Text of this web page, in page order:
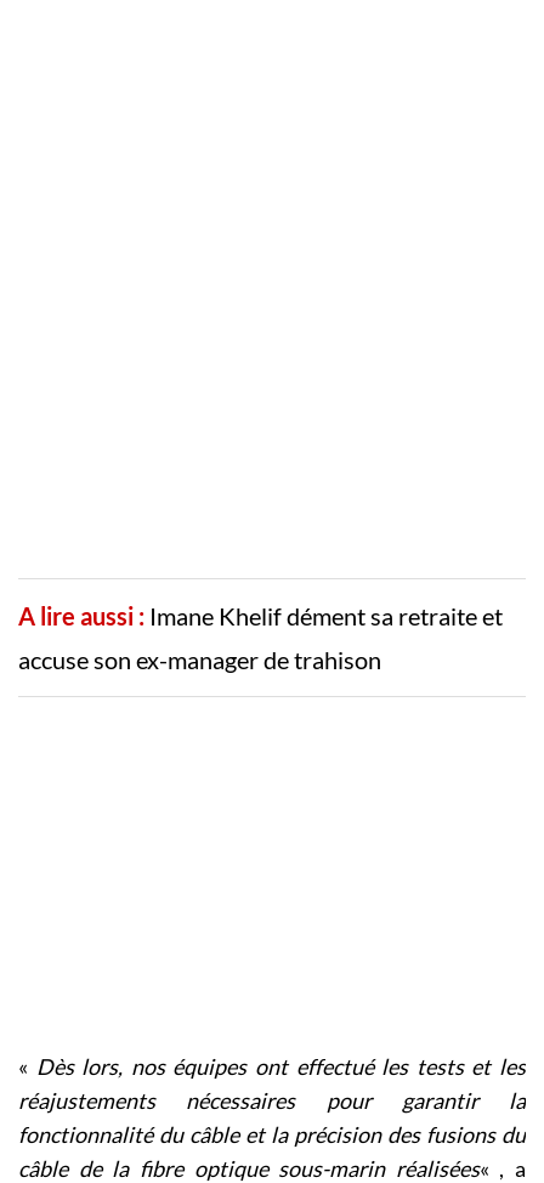
A lire aussi : Imane Khelif dément sa retraite et
accuse son ex-manager de trahison
« Dès lors, nos équipes ont effectué les tests et les
réajustements nécessaires pour garantir la
fonctionnalité du câble et la précision des fusions du
câble de la fibre optique sous-marin réalisées« , a